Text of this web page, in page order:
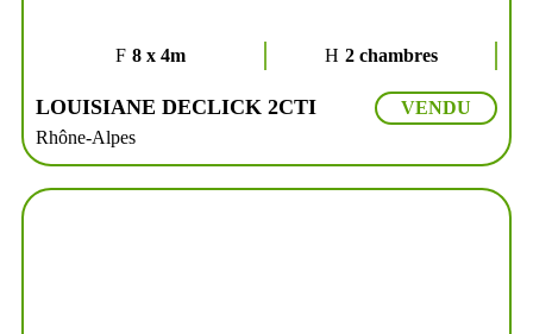
8 x 4m 2 chambres
LOUISIANE DECLICK 2CTI
Rhône-Alpes
VENDU